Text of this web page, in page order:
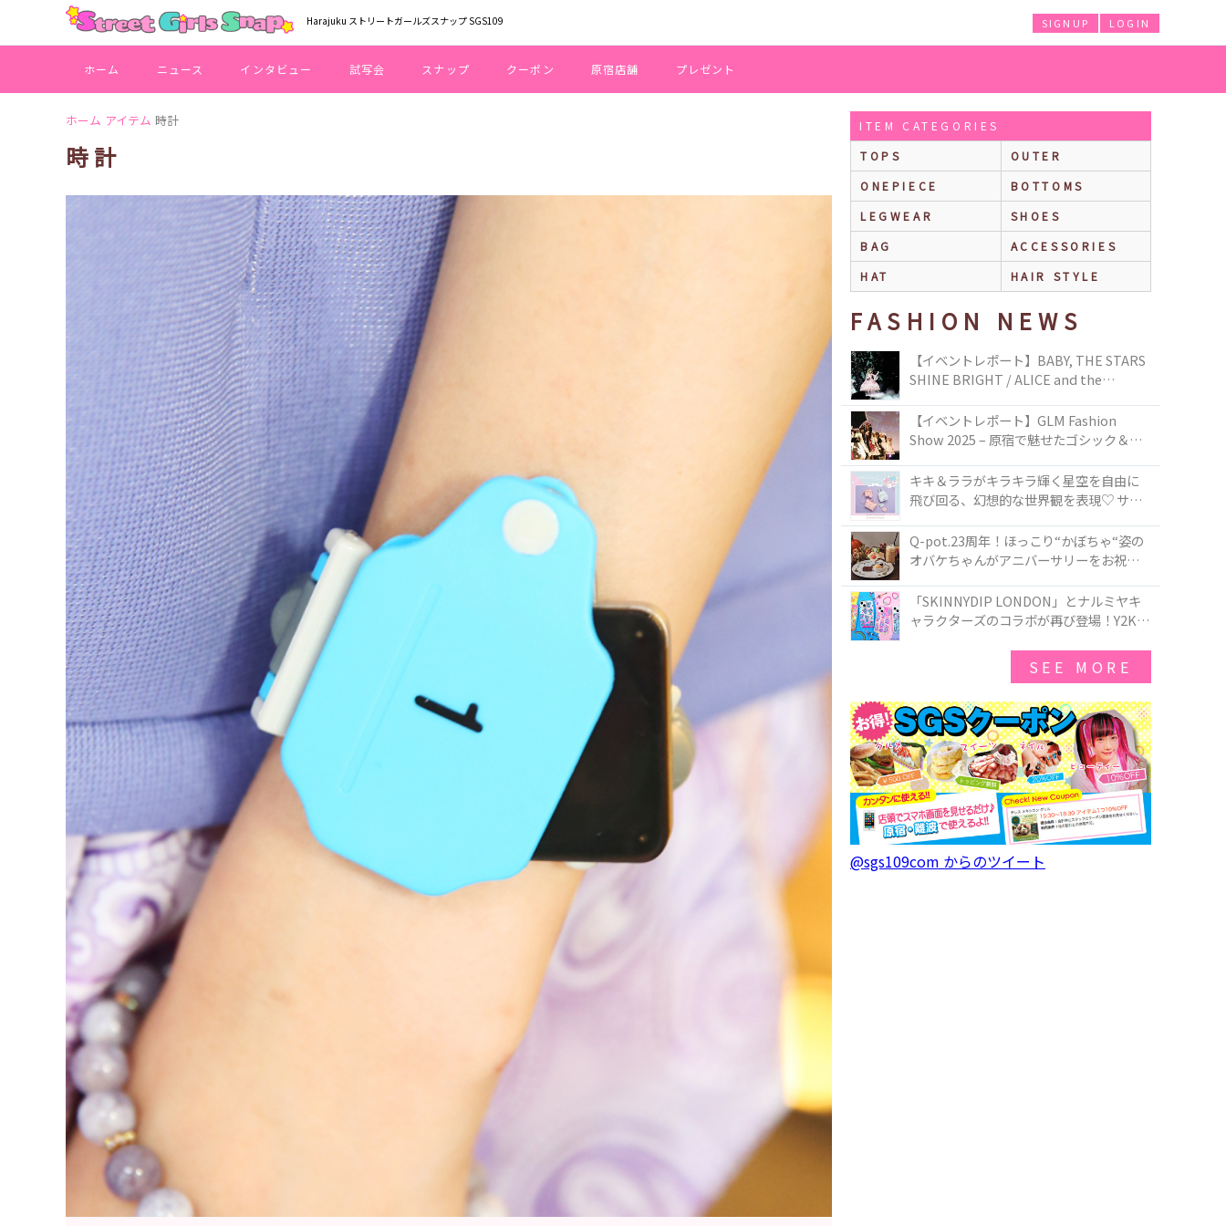
Harajuku ストリートガールズスナップ SGS109 LOGIN
SIGNUP
ホーム ニュース インタビュー 試写会 スナップ クーポン 原宿店舗 プレゼント
ホーム アイテム 時計
時計
ITEM CATEGORIES
TOPS
OUTER
ONEPIECE
BOTTOMS
LEGWEAR
SHOES
BAG
ACCESSORIES
HAT
HAIR STYLE
FASHION NEWS
【イベントレポート】BABY, THE STARS
SHINE BRIGHT / ALICE and the
TOKYO
【イベントレポート】GLM Fashion
Show 2025 – 原宿で魅せたゴシック＆ロ
キキ＆ララがキラキラ輝く星空を自由に
飛び回る、幻想的な世界観を表現♡ サマ
50周年アニバーサリーイヤー』を記念し
たコレクションが登場
Q-pot.23周年！ほっこり“かぼちゃ“姿の
オバケちゃんがアニバーサリーをお祝い
ー」が新発売！Q-pot CAFE.では「かぼち
ゃのオバケーキプレート」も登場
「SKINNYDIP LONDON」とナルミヤキ
ャラクターズのコラボが再び登場！Y2Kム
SEE MORE
@sgs109com からのツイート